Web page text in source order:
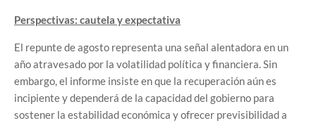
Perspectivas: cautela y expectativa
El repunte de agosto representa una señal alentadora en un
año atravesado por la volatilidad política y financiera. Sin
embargo, el informe insiste en que la recuperación aún es
incipiente y dependerá de la capacidad del gobierno para
sostener la estabilidad económica y ofrecer previsibilidad a